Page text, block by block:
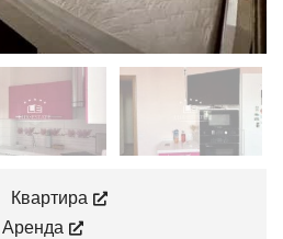
Квартира
Аренда